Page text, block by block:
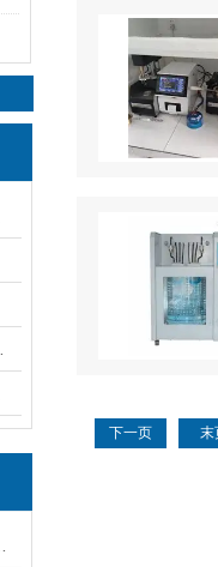
下一页 末